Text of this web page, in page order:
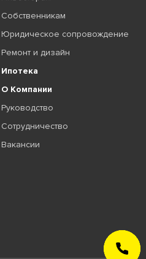
Собственникам
Юридическое сопровождение
Ремонт и дизайн
Ипотека
О Компании
Руководство
Сотрудничество
Вакансии
ЗАКАЗАТЬ
ЗВОНОК